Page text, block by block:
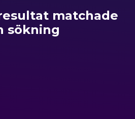
matchade
sökning